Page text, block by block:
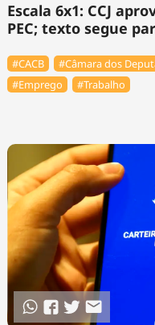
Escala 6x1: CCJ
PEC; texto segue
#⁠CACB #Câmara dos
#Emprego
#Trabalho